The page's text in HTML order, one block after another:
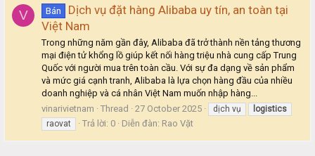
V Bán
Dịch vụ đặt hàng Alibaba uy tín, an toàn tại
Việt Nam
Trong những năm gần đây, Alibaba đã trở thành nền tảng thương
mại điện tử khổng lồ giúp kết nối hàng triệu nhà cung cấp Trung
Quốc với người mua trên toàn cầu. Với sự đa dạng về sản phẩm
và mức giá cạnh tranh, Alibaba là lựa chọn hàng đầu của nhiều
doanh nghiệp và cá nhân Việt Nam muốn nhập hàng...
vinarivietnam
Thread 27 October 2025 dịch vụ
logistics
raovat
Trả lời: 0 Diễn đàn: Rao Vặt